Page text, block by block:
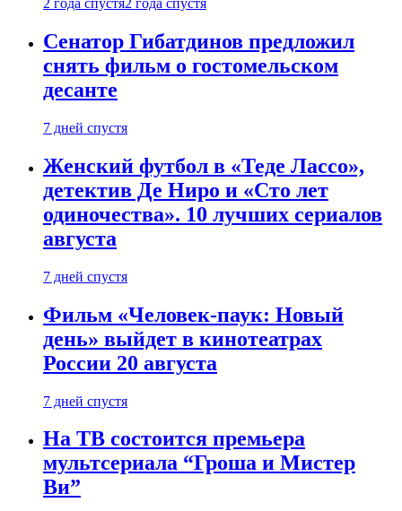
2 года спустя2 года спустя
Сенатор Гибатдинов предложил
снять фильм о гостомельском
десанте
7 дней спустя
Женский футбол в «Теде Лассо»,
детектив Де Ниро и «Сто лет
одиночества». 10 лучших сериалов
августа
7 дней спустя
Фильм «Человек-паук: Новый
день» выйдет в кинотеатрах
России 20 августа
7 дней спустя
На ТВ состоится премьера
мультсериала “Гроша и Мистер
Ви”